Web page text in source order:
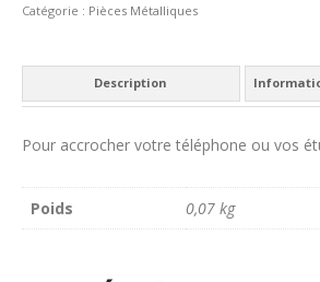
Catégorie : Pièces Métalliques
Description
Pour accrocher votre téléphone ou vos
Poids 0,07 kg